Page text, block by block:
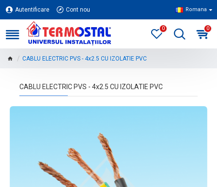
Autentificare Cont nou Romana
0 0
CABLU ELECTRIC PVS - 4x2.5 CU IZOLATIE PVC
CABLU ELECTRIC PVS - 4x2.5 CU IZOLATIE PVC